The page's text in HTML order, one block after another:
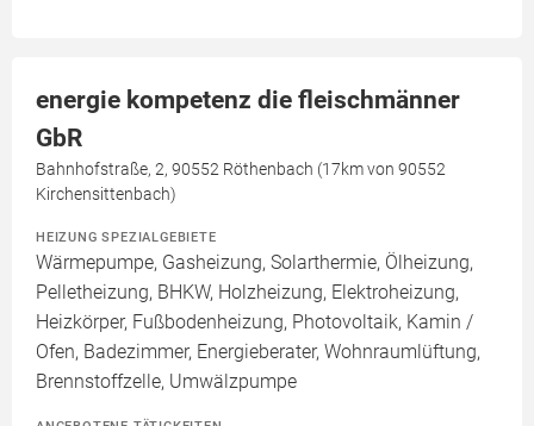
energie kompetenz die fleischmänner
GbR
Bahnhofstraße, 2, 90552 Röthenbach (17km von 90552
Kirchensittenbach)
HEIZUNG SPEZIALGEBIETE
Wärmepumpe, Gasheizung, Solarthermie, Ölheizung,
Pelletheizung, BHKW, Holzheizung, Elektroheizung,
Heizkörper, Fußbodenheizung, Photovoltaik, Kamin /
Ofen, Badezimmer, Energieberater, Wohnraumlüftung,
Brennstoffzelle, Umwälzpumpe